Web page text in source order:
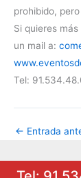
prohibido,
Si quieres
un mail a:
Tel:
← Entrada